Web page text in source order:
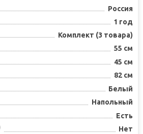
Россия
1 год
Комплект (3 товара)
55 см
45 см
82 см
Белый
Напольный
Есть
Нет